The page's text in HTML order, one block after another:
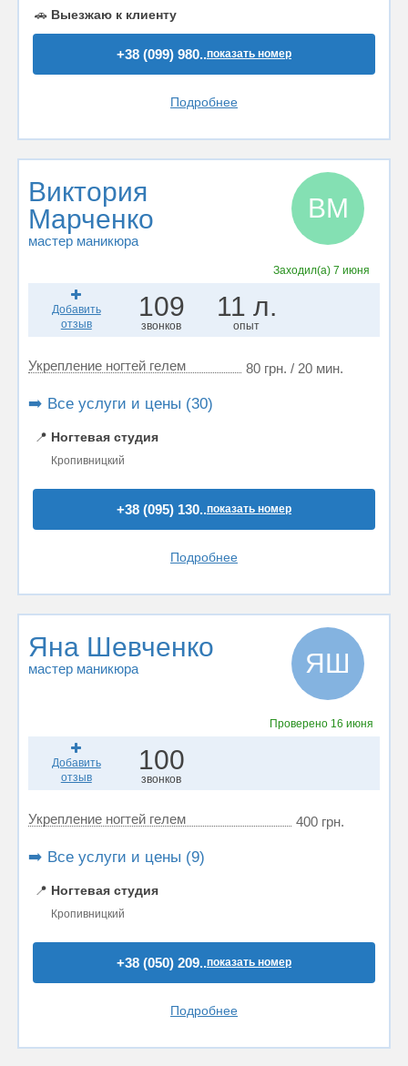
🚗 Выезжаю к клиенту
+38 (099) 980..показать номер
Подробнее
Виктория
Марченко
мастер маникюра
ВМ
Заходил(а) 7 июня
Добавить
отзыв
109
звонков
11 л.
опыт
Укрепление ногтей гелем 80 грн. / 20 мин.
➡️ Все услуги и цены (30)
📍 Ногтевая студия
Кропивницкий
+38 (095) 130..показать номер
Подробнее
Яна Шевченко
мастер маникюра ЯШ
Проверено 16 июня
Добавить
отзыв
100
звонков
Укрепление ногтей гелем 400 грн.
➡️ Все услуги и цены (9)
📍 Ногтевая студия
Кропивницкий
+38 (050) 209..показать номер
Подробнее